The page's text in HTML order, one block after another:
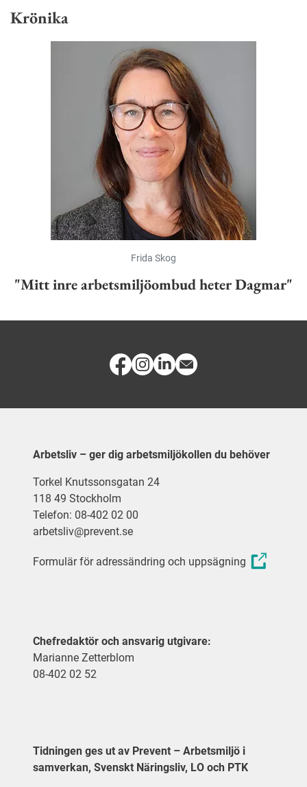
Krönika
Frida Skog
"Mitt inre arbetsmiljöombud heter Dagmar"
Arbetsliv – ger dig arbetsmiljökollen du behöver
Torkel Knutssonsgatan 24
118 49 Stockholm
Telefon: 08-402 02 00
arbetsliv@prevent.se
Formulär för adressändring och uppsägning
Chefredaktör och ansvarig utgivare:
Marianne Zetterblom
08-402 02 52
Tidningen ges ut av Prevent – Arbetsmiljö i
samverkan, Svenskt Näringsliv, LO och PTK